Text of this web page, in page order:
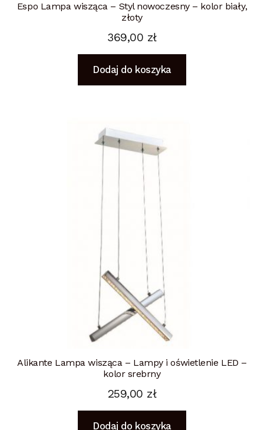
Espo Lampa wisząca – Styl nowoczesny – kolor biały,
złoty
369,00 zł
Dodaj do koszyka
Alikante Lampa wisząca – Lampy i oświetlenie LED –
kolor srebrny
259,00 zł
Dodaj do koszyka